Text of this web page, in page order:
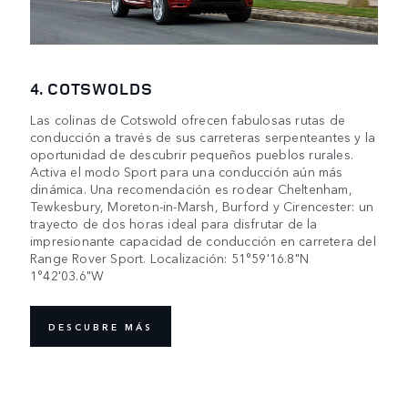
4. COTSWOLDS
Las colinas de Cotswold ofrecen fabulosas rutas de
conducción a través de sus carreteras serpenteantes y la
oportunidad de descubrir pequeños pueblos rurales.
Activa el modo Sport para una conducción aún más
dinámica. Una recomendación es rodear Cheltenham,
Tewkesbury, Moreton-in-Marsh, Burford y Cirencester: un
trayecto de dos horas ideal para disfrutar de la
impresionante capacidad de conducción en carretera del
Range Rover Sport. Localización: 51°59'16.8"N
1°42'03.6"W
DESCUBRE MÁS